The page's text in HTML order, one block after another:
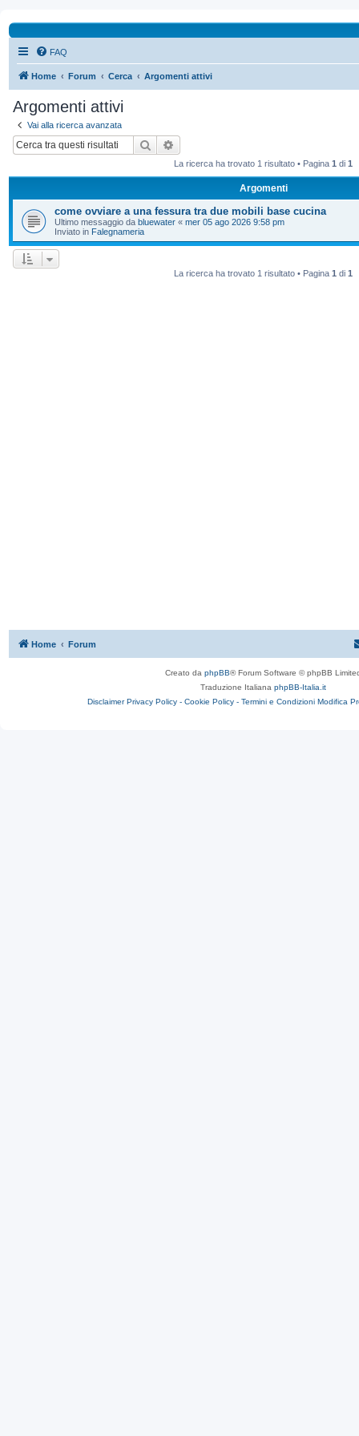
FAQ
Home Forum Cerca Argomenti attivi
Argomenti attivi
Vai alla ricerca avanzata
Cerca
La ricerca ha trovato 1 risultato • Pagina 1 di 1
Argomenti
come ovviare a una fessura tra due mobili base cucina
Ultimo messaggio da bluewater « mer 05 ago 2026 9:58 pm
Inviato in Falegnameria
La ricerca ha trovato 1 risultato • Pagina 1 di 1
Home Forum
Creato da phpBB® Forum Software © phpBB
Traduzione Italiana phpBB-Italia.it
Disclaimer Privacy Policy - Cookie Policy - Termini e Condizioni Modifica